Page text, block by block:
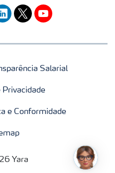
twitteryoutube
Salarial
Privacidade
e Conformidade
Yara